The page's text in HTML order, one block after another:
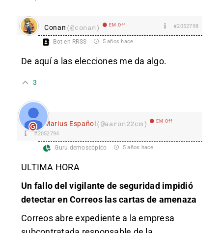
Conan (@conan) EM Off #2052798
Bot en RRSS 5 años hace
De aquí a las elecciones me da algo.
3
Marius Español (@aaron22cm) EM Off
#2052794
Gurú demoscópico 5 años hace
ULTIMA HORA
Un fallo del vigilante de seguridad impidió
detectar en Correos las cartas de amenaza
Correos abre expediente a la empresa